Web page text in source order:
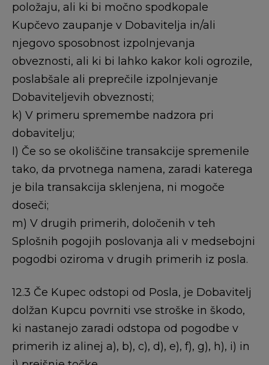
položaju, ali ki bi močno spodkopale
Kupčevo zaupanje v Dobavitelja in/ali
njegovo sposobnost izpolnjevanja
obveznosti, ali ki bi lahko kakor koli ogrozile,
poslabšale ali preprečile izpolnjevanje
Dobaviteljevih obveznosti;
k) V primeru spremembe nadzora pri
dobavitelju;
l) Če so se okoliščine transakcije spremenile
tako, da prvotnega namena, zaradi katerega
je bila transakcija sklenjena, ni mogoče
doseči;
m) V drugih primerih, določenih v teh
Splošnih pogojih poslovanja ali v medsebojni
pogodbi oziroma v drugih primerih iz posla.
12.3 Če Kupec odstopi od Posla, je Dobavitelj
dolžan Kupcu povrniti vse stroške in škodo,
ki nastanejo zaradi odstopa od pogodbe v
primerih iz alinej a), b), c), d), e), f), g), h), i) in